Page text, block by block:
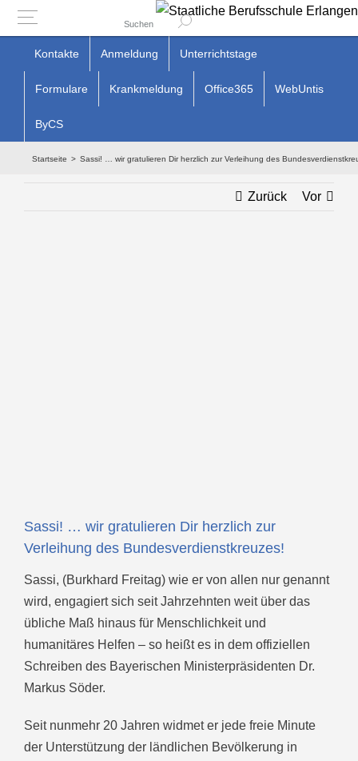
springen
Kontakte Anmeldung Unterrichtstage
Formulare Krankmeldung Office365 WebUntis
ByCS
Startseite Sassi! … wir gratulieren Dir herzlich zur Verleihung des
Zurück Vor
Sassi! … wir gratulieren Dir herzlich zur
Verleihung des Bundesverdienstkreuzes!
Sassi, (Burkhard Freitag) wie er von allen nur genannt
wird, engagiert sich seit Jahrzehnten weit über das
übliche Maß hinaus für Menschlichkeit und
humanitäres Helfen – so heißt es in dem offiziellen
Schreiben des Bayerischen Ministerpräsidenten Dr.
Markus Söder.
Seit nunmehr 20 Jahren widmet er jede freie Minute
der Unterstützung der ländlichen Bevölkerung in
Suchen